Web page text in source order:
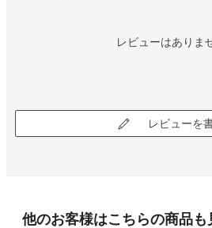
レビューはありま
レビューを
他のお客様はこちらの商品も